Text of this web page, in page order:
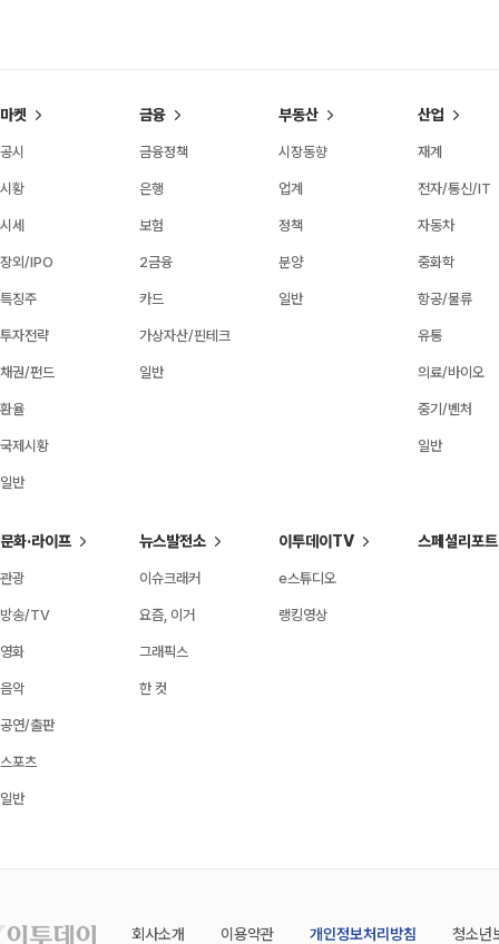
마켓
공시
시황
시세
장외/IPO
특징주
투자전략
채권/펀드
환율
국제시황
일반
금융
금융정책
은행
보험
2금융
카드
가상자산/핀테크
일반
부동산
시장동향
업계
정책
분양
일반
산업
재계
전자/통신/IT
자동차
중화학
항공/물류
유통
의료/바이오
중기/벤처
일반
문화·라이프
관광
방송/TV
영화
음악
공연/출판
스포츠
일반
뉴스발전소
이슈크래커
요즘, 이거
그래픽스
한 컷
이투데이TV
e스튜디오
랭킹영상
스페셜리포트
회사소개 이용약관 개인정보처리방침 청소년